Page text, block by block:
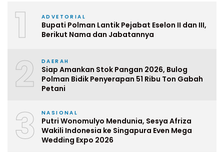
1 ADVETORIAL
Bupati Polman Lantik Pejabat Eselon II dan III,
Berikut Nama dan Jabatannya
2 DAERAH
Siap Amankan Stok Pangan 2026, Bulog
Polman Bidik Penyerapan 51 Ribu Ton Gabah
Petani
3 NASIONAL
Putri Wonomulyo Mendunia, Sesya Afriza
Wakili Indonesia ke Singapura Even Mega
Wedding Expo 2026